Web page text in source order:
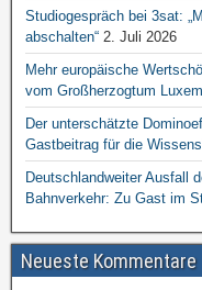
Studiogespräch bei 3sat:
abschalten“ 2. Juli 2026
Mehr europäische
vom Großherzogtum
Der unterschätzte
Gastbeitrag für die
Deutschlandweiter Ausfall
Bahnverkehr: Zu Gast im
Neueste Kommentare